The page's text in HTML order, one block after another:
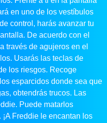
en uno de los vestíbulos
control, harás avanzar tu
De acuerdo con el
través de agujeros en el
Usarás las teclas de
los riesgos. Recoge
esparcidos donde sea que
obtendrás trucos. Las
Puede matarlos
Freddie le encantan los